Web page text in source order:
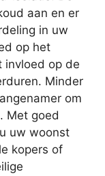
aan en er
in uw
op het
invloed op de
Minder
om
Met goed
uw woonst
kopers of